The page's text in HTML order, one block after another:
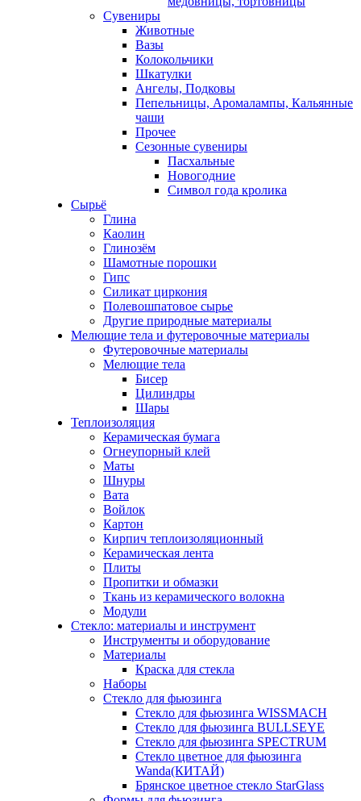
Сувениры
Животные
Вазы
Колокольчики
Шкатулки
Ангелы, Подковы
Пепельницы, Аромалампы, Кальянные
чаши
Прочее
Сезонные сувениры
Пасхальные
Новогодние
Символ года кролика
Сырьё
Глина
Каолин
Глинозём
Шамотные порошки
Гипс
Силикат циркония
Полевошпатовое сырье
Другие природные материалы
Мелющие тела и футеровочные материалы
Футеровочные материалы
Мелющие тела
Бисер
Цилиндры
Шары
Теплоизоляция
Керамическая бумага
Огнеупорный клей
Маты
Шнуры
Вата
Войлок
Картон
Кирпич теплоизоляционный
Керамическая лента
Плиты
Пропитки и обмазки
Ткань из керамического волокна
Модули
Стекло: материалы и инструмент
Инструменты и оборудование
Материалы
Краска для стекла
Наборы
Стекло для фьюзинга
Стекло для фьюзинга WISSMACH
Стекло для фьюзинга BULLSEYE
Стекло для фьюзинга SPECTRUM
Стекло цветное для фьюзинга
Wanda(КИТАЙ)
Брянское цветное стекло StarGlass